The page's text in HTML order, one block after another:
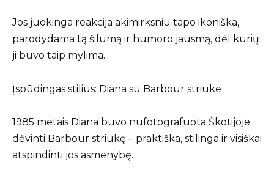
Jos juokinga reakcija akimirksniu tapo ikoniška,
parodydama tą šilumą ir humoro jausmą, dėl kurių
ji buvo taip mylima.
Įspūdingas stilius: Diana su Barbour striuke
1985 metais Diana buvo nufotografuota Škotijoje
dėvinti Barbour striukę – praktiška, stilinga ir visiškai
atspindinti jos asmenybę.